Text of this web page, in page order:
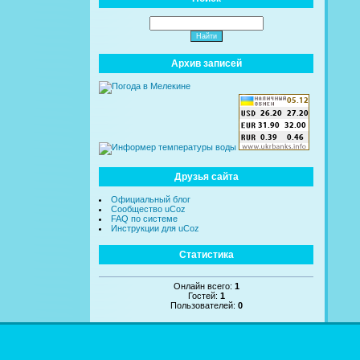
Архив записей
Друзья сайта
Официальный блог
Сообщество uCoz
FAQ по системе
Инструкции для uCoz
Статистика
Онлайн всего: 1
Гостей: 1
Пользователей: 0